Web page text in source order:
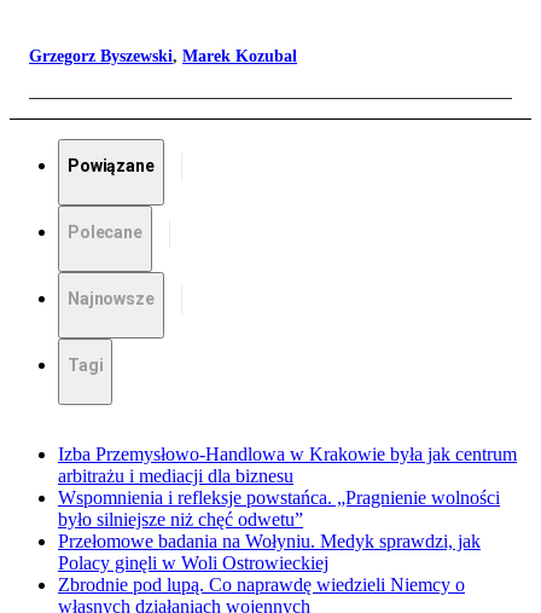
Grzegorz Byszewski, Marek Kozubal
Powiązane
Polecane
Najnowsze
Tagi
Izba Przemysłowo-Handlowa w Krakowie była jak centrum
arbitrażu i mediacji dla biznesu
Wspomnienia i refleksje powstańca. „Pragnienie wolności
było silniejsze niż chęć odwetu”
Przełomowe badania na Wołyniu. Medyk sprawdzi, jak
Polacy ginęli w Woli Ostrowieckiej
Zbrodnie pod lupą. Co naprawdę wiedzieli Niemcy o
własnych działaniach wojennych